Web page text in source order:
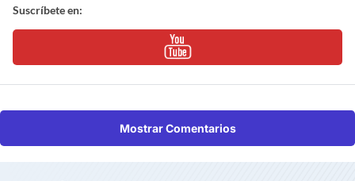
Suscríbete en:
Mostrar Comentarios